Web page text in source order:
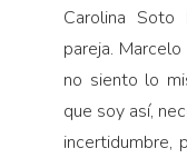
Carolina Soto
pareja.
no siento lo
que soy así,
incertidumbre,